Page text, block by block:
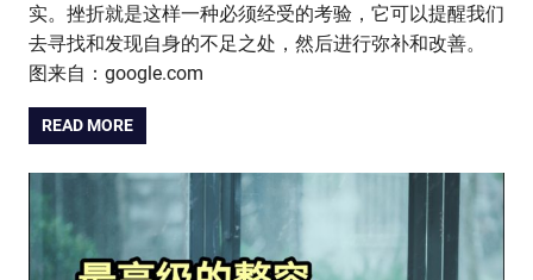
实。挫折就是这样一种必须经受的考验，它可以提醒我们
去寻找和发现自身的不足之处，然后进行弥补和改善。
图来自：google.com
READ MORE